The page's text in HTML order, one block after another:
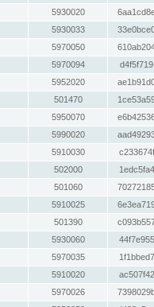
5930020
5930033
5970050
5970094
5952020
501470
5950070
5990020
5910030
502000
501060
5910025
501390
5930060
5970035
5910020
5970026